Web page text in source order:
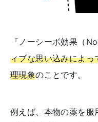
『ノーシーボ効果（
ィブな思い込みによ
理現象のことです。
例えば、本物の薬を服